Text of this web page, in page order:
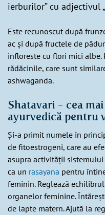
ierburilor” cu adjectivul
Este recunoscut după
ac și după fructele de
infloreste cu flori mici albe.
rădăcinile, care sunt
ashwaganda.
Shatavari - cea
ayurvedică pentru
Și-a primit numele în
de fitoestrogeni, care au
asupra activității
ca un rasayana pentru
feminin. Reglează
organelor feminine.
de lapte matern. Ajută la